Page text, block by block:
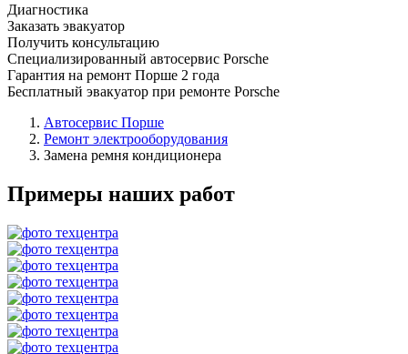
Диагностика
Заказать эвакуатор
Получить консультацию
Специализированный автосервис Porsche
Гарантия на ремонт Порше 2 года
Бесплатный эвакуатор при ремонте Porsche
Автосервис Порше
Ремонт электрооборудования
Замена ремня кондиционера
Примеры наших работ